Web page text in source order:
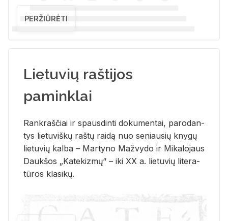
PERŽIŪRĖTI
Lietuvių raštijos
paminklai
Rank­raš­čiai ir spaus­din­ti do­ku­men­tai, pa­ro­dan­
tys lie­tu­viš­kų raš­tų rai­dą nuo se­niau­sių kny­gų
lie­tu­vių kal­ba – Mar­ty­no Ma­žvy­do ir Mi­ka­lo­jaus
Dauk­šos „Ka­te­kiz­mų“ – iki XX a. lie­tu­vių li­te­ra­
tū­ros kla­si­kų.